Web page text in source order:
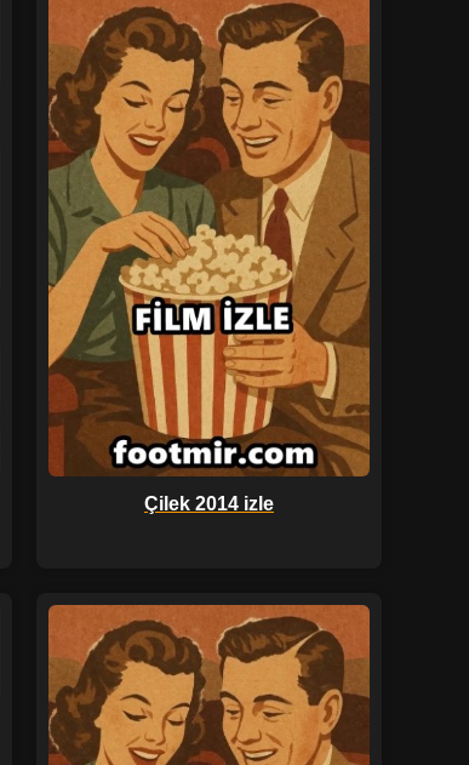
Çilek 2014 izle